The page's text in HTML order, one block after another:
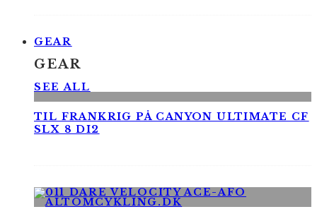
GEAR
GEAR
SEE ALL
TIL FRANKRIG PÅ CANYON ULTIMATE CF
SLX 8 DI2